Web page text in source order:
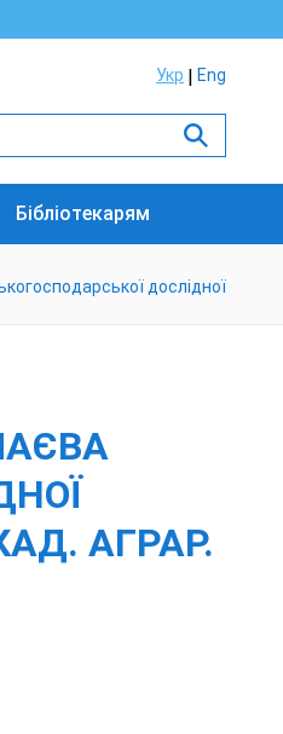
Укр Eng
Бібліотекарям
дослідної
АГРАР.